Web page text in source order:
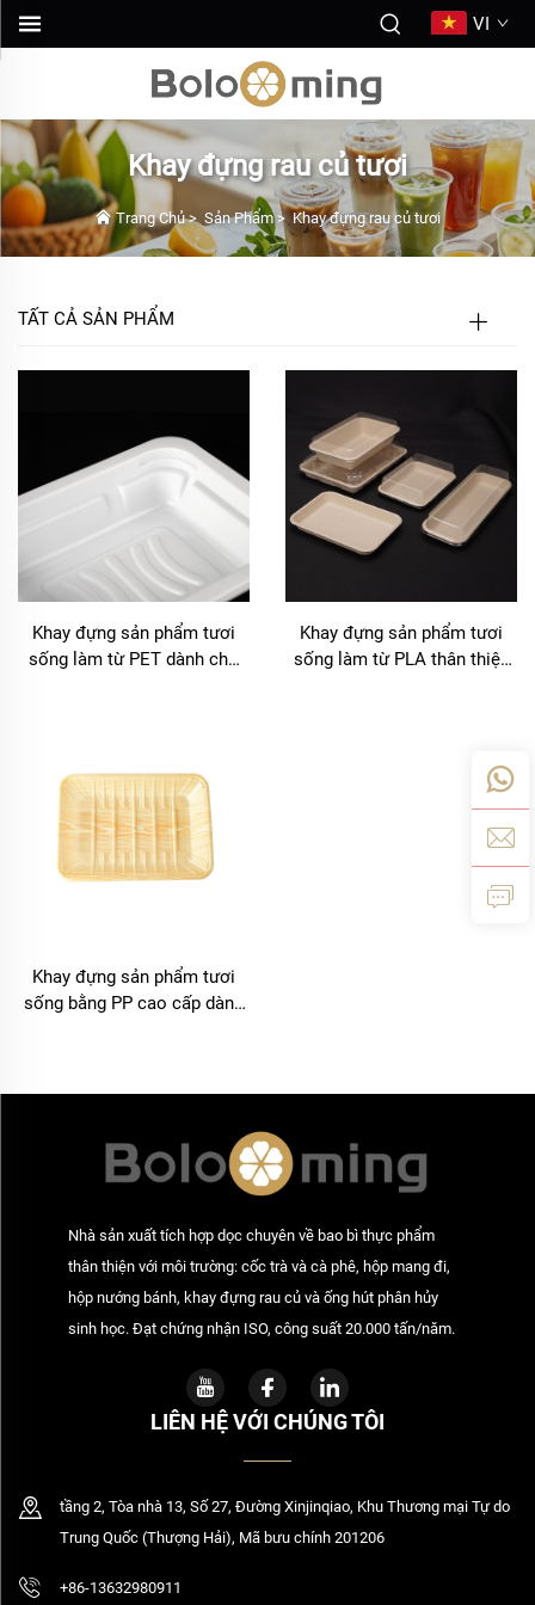
VI
Khay đựng rau củ tươi
Trang Chủ> Sản Phẩm>Khay đựng rau củ tươi
TẤT CẢ SẢN PHẨM
Khay đựng sản phẩm tươi
sống làm từ PET dành cho
Khay đựng sản phẩm tươi
sống làm từ PLA thân thiện
Khay đựng sản phẩm tươi
sống bằng PP cao cấp dành
Nhà sản xuất tích hợp dọc chuyên về bao bì thực phẩm
thân thiện với môi trường: cốc trà và cà phê, hộp mang đi,
hộp nướng bánh, khay đựng rau củ và ống hút phân hủy
sinh học. Đạt chứng nhận ISO, công suất 20.000 tấn/năm.
LIÊN HỆ VỚI CHÚNG TÔI
tầng 2, Tòa nhà 13, Số 27, Đường Xinjinqiao, Khu Thương mại Tự do
Trung Quốc (Thượng Hải), Mã bưu chính 201206
+86-13632980911